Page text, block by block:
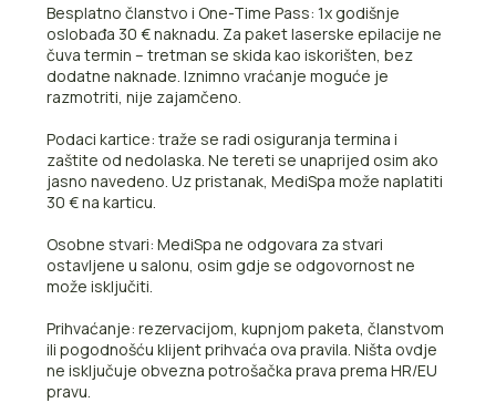
Besplatno članstvo i One-Time Pass: 1x godišnje
oslobađa 30 € naknadu. Za paket laserske epilacije ne
čuva termin – tretman se skida kao iskorišten, bez
dodatne naknade. Iznimno vraćanje moguće je
razmotriti, nije zajamčeno.
Podaci kartice: traže se radi osiguranja termina i
zaštite od nedolaska. Ne tereti se unaprijed osim ako
jasno navedeno. Uz pristanak, MediSpa može naplatiti
30 € na karticu.
Osobne stvari: MediSpa ne odgovara za stvari
ostavljene u salonu, osim gdje se odgovornost ne
može isključiti.
Prihvaćanje: rezervacijom, kupnjom paketa, članstvom
ili pogodnošću klijent prihvaća ova pravila. Ništa ovdje
ne isključuje obvezna potrošačka prava prema HR/EU
pravu.